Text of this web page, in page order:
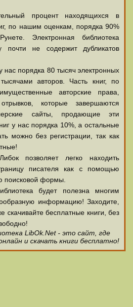
процент находящихся в
по нашим оценкам, порядка 90%
Электронная библиотека
почти не содержит дубликатов
нас порядка 80 тысяч электронных
авторов. Часть книг, по
авторские права,
которые завершаются
сайты, продающие эти
у нас порядка 10%, а остальные
можно без регистрации, так как
позволяет легко находить
писателя как с помощью
поисковой формы.
будет полезна многим
информацию! Заходите,
скачивайте бесплатные книги, без
LibOk.Net - это сайт, где
и скачать книги бесплатно!